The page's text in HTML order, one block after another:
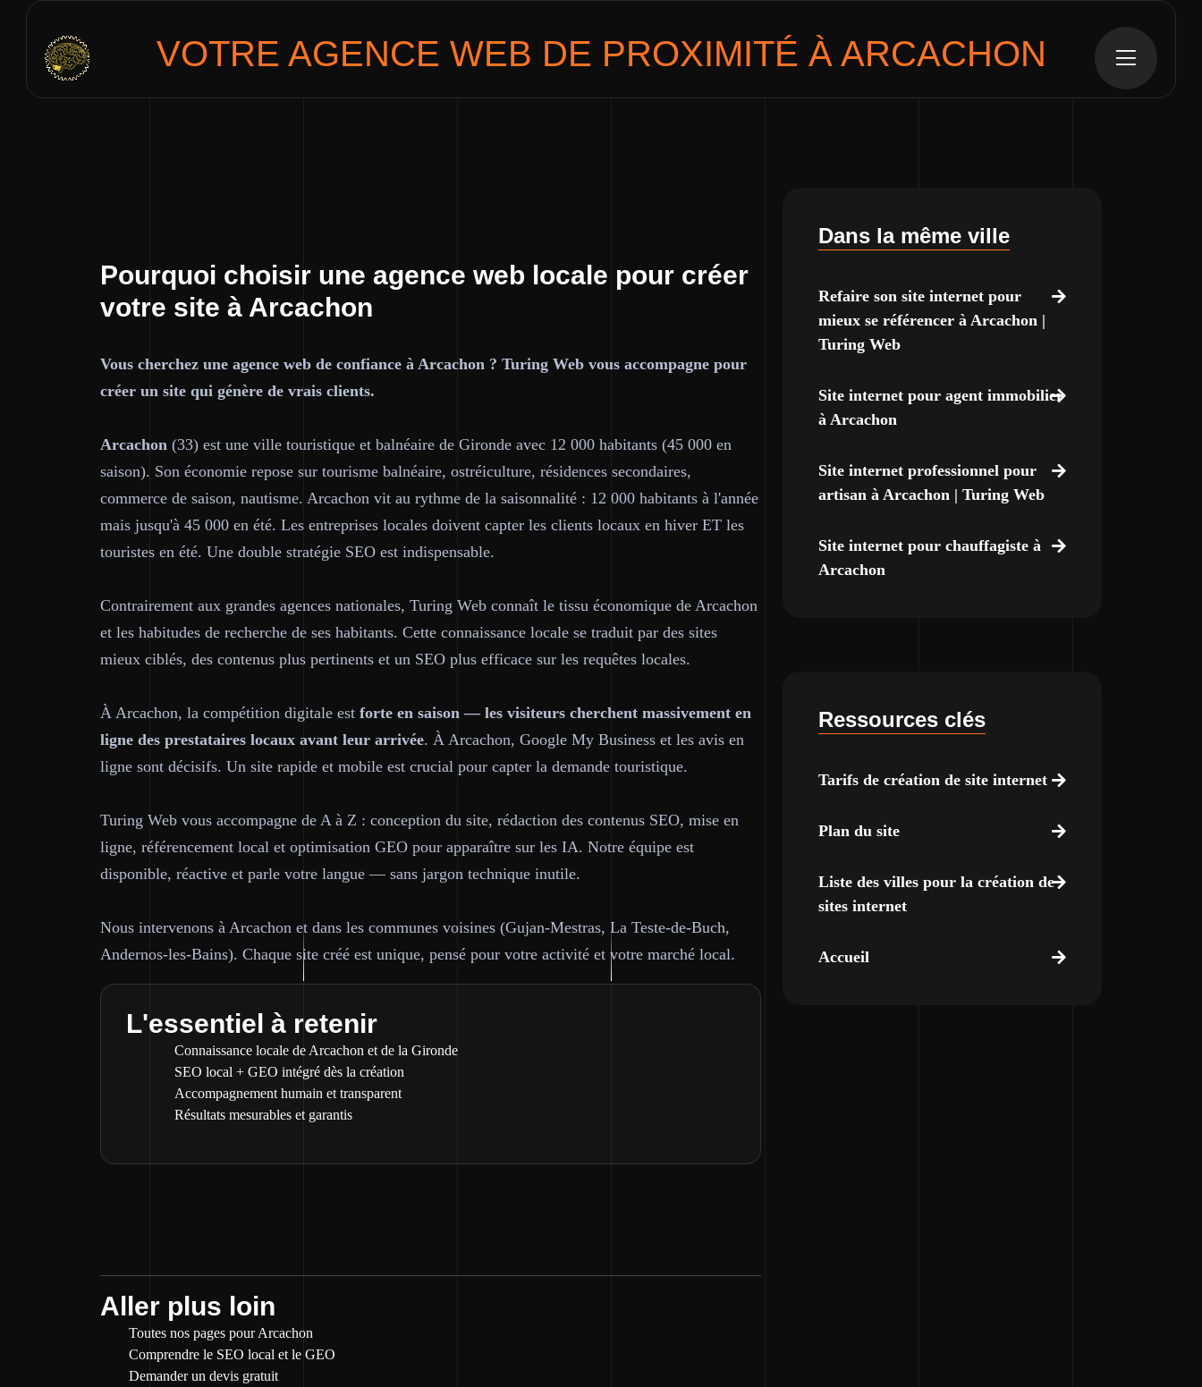
VOTRE AGENCE WEB DE PROXIMITÉ À ARCACHON
Pourquoi choisir une agence web locale pour créer
votre site à Arcachon
Vous cherchez une agence web de confiance à Arcachon ? Turing Web vous accompagne pour
créer un site qui génère de vrais clients.
Arcachon (33) est une ville touristique et balnéaire de Gironde avec 12 000 habitants (45 000 en
saison). Son économie repose sur tourisme balnéaire, ostréiculture, résidences secondaires,
commerce de saison, nautisme. Arcachon vit au rythme de la saisonnalité : 12 000 habitants à l'année
mais jusqu'à 45 000 en été. Les entreprises locales doivent capter les clients locaux en hiver ET les
touristes en été. Une double stratégie SEO est indispensable.
Contrairement aux grandes agences nationales, Turing Web connaît le tissu économique de Arcachon
et les habitudes de recherche de ses habitants. Cette connaissance locale se traduit par des sites
mieux ciblés, des contenus plus pertinents et un SEO plus efficace sur les requêtes locales.
À Arcachon, la compétition digitale est forte en saison — les visiteurs cherchent massivement en
ligne des prestataires locaux avant leur arrivée. À Arcachon, Google My Business et les avis en
ligne sont décisifs. Un site rapide et mobile est crucial pour capter la demande touristique.
Turing Web vous accompagne de A à Z : conception du site, rédaction des contenus SEO, mise en
ligne, référencement local et optimisation GEO pour apparaître sur les IA. Notre équipe est
disponible, réactive et parle votre langue — sans jargon technique inutile.
Nous intervenons à Arcachon et dans les communes voisines (Gujan-Mestras, La Teste-de-Buch,
Andernos-les-Bains). Chaque site créé est unique, pensé pour votre activité et votre marché local.
L'essentiel à retenir
Connaissance locale de Arcachon et de la Gironde
SEO local + GEO intégré dès la création
Accompagnement humain et transparent
Résultats mesurables et garantis
Aller plus loin
Toutes nos pages pour Arcachon
Comprendre le SEO local et le GEO
Demander un devis gratuit
Dans la même ville
Refaire son site internet pour
mieux se référencer à Arcachon |
Turing Web
Site internet pour agent immobilier
à Arcachon
Site internet professionnel pour
artisan à Arcachon | Turing Web
Site internet pour chauffagiste à
Arcachon
Ressources clés
Tarifs de création de site internet
Plan du site
Liste des villes pour la création de
sites internet
Accueil